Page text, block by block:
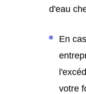
d'eau
En
votre